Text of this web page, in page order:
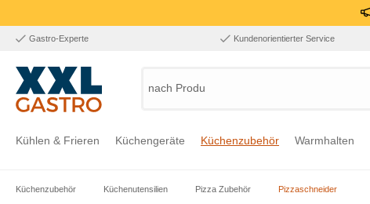
Gastro-Experte Kundenorientierter Service
nach Produkt
Kühlen & Frieren Küchengeräte Küchenzubehör Warmhalten
Küchenzubehör Küchenutensilien Pizza Zubehör Pizzaschneider